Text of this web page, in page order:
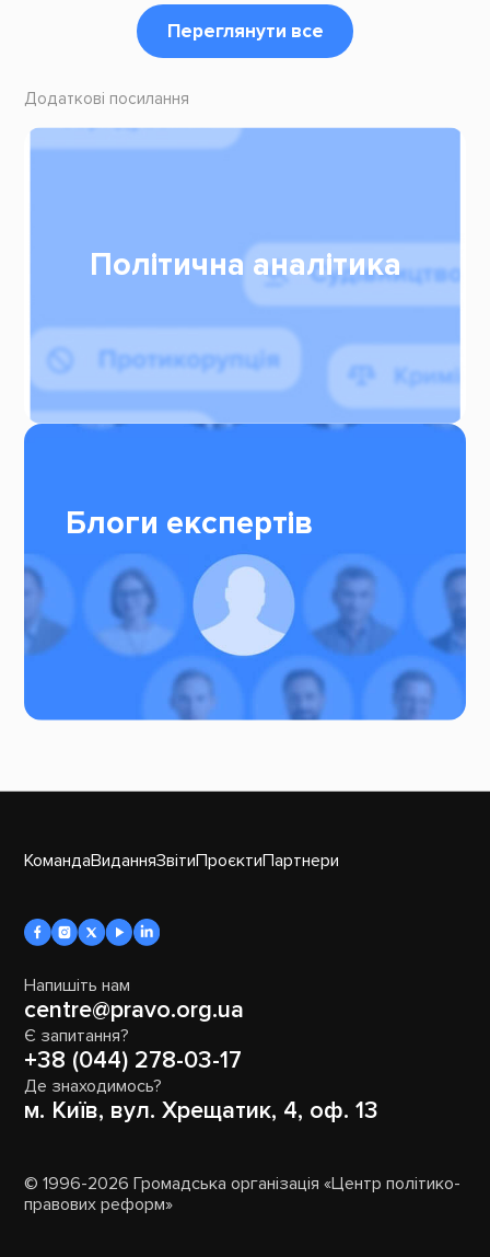
Переглянути все
Додаткові посилання
Політична аналітика
Блоги експертів
КомандаВиданняЗвітиПроєктиПартнери
Напишіть нам
centre@pravo.org.ua
Є запитання?
+38 (044) 278-03-17
Де знаходимось?
м. Київ, вул. Хрещатик, 4, оф. 13
© 1996-2026 Громадська організація «Центр політико-
правових реформ»